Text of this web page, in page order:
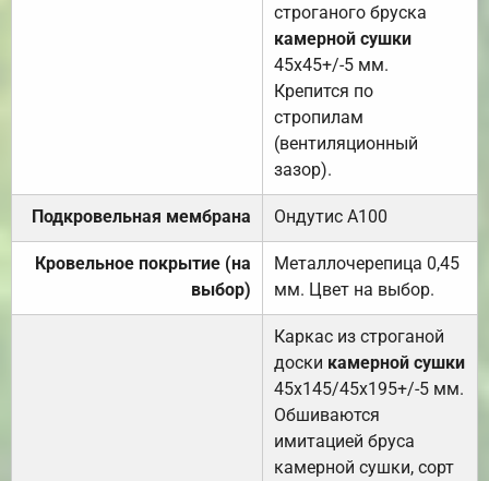
строганого бруска
камерной сушки
45х45+/-5 мм.
Крепится по
стропилам
(вентиляционный
зазор).
Подкровельная мембрана Ондутис А100
Кровельное покрытие (на
выбор)
Металлочерепица 0,45
мм. Цвет на выбор.
Каркас из строганой
доски камерной сушки
45х145/45х195+/-5 мм.
Обшиваются
имитацией бруса
камерной сушки, сорт